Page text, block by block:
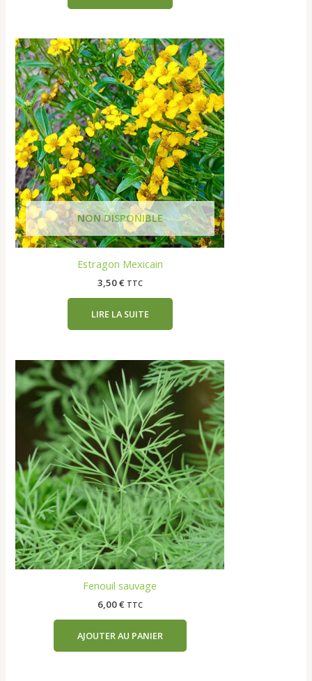
Estragon Mexicain
3,50€ TTC
LIRE LA SUITE
Fenouil sauvage
6,00€ TTC
AJOUTER AU PANIER